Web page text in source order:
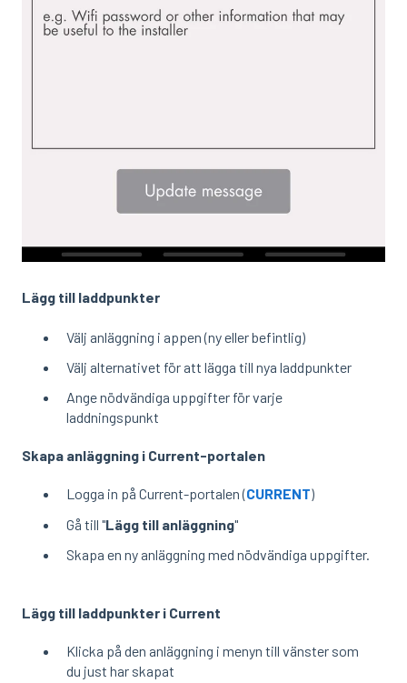
Lägg till laddpunkter
Välj anläggning i appen (ny eller befintlig)
Välj alternativet för att lägga till nya laddpunkter
Ange nödvändiga uppgifter för varje
laddningspunkt
Skapa anläggning i Current-portalen
Logga in på Current-portalen (CURRENT)
Gå till "Lägg till anläggning"
Skapa en ny anläggning med nödvändiga uppgifter.
Lägg till laddpunkter i Current
Klicka på den anläggning i menyn till vänster som
du just har skapat